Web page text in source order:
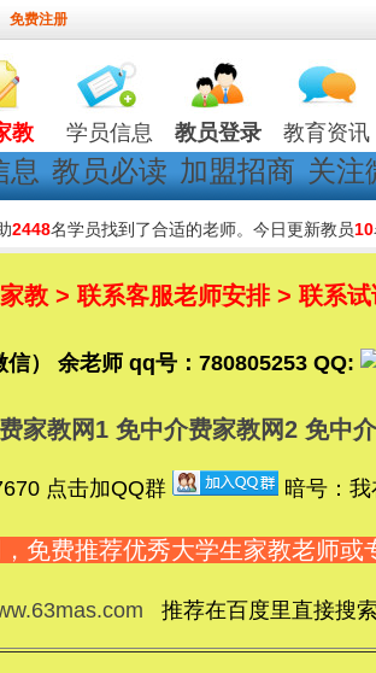
免费注册
教 学员信息 教员登录 教育资讯
息 教员必读 加盟招商 关注
2448名学员找到了合适的老师。今日更新教员10
教 > 联系客服老师安排 > 联系试
） 余老师 qq号：780805253 QQ:
家教网1 免中介费家教网2 免中
点击加QQ群 暗号：我
免费推荐优秀大学生家教老师或
推荐在百度里直接搜